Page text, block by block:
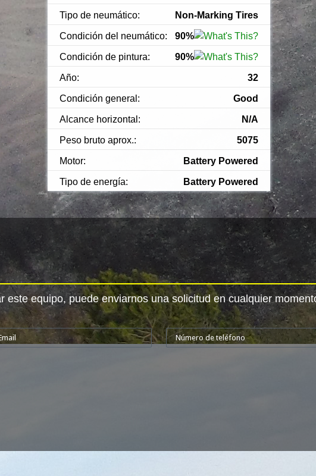
Tipo de neumático: Non-Marking Tires
Condición del neumático: 90%
Condición de pintura: 90%
Año: 32
Condición general: Good
Alcance horizontal: N/A
Peso bruto aprox.: 5075
Motor: Battery Powered
Tipo de energía: Battery Powered
este equipo, puede enviarnos una solicitud en cualquier